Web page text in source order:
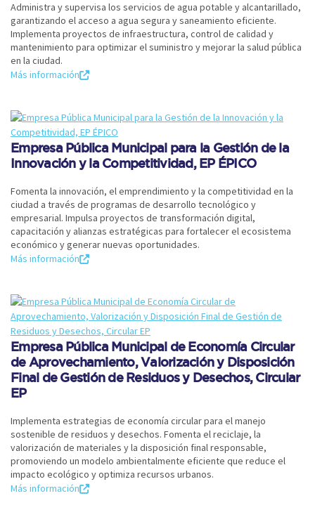
Administra y supervisa los servicios de agua potable y alcantarillado,
garantizando el acceso a agua segura y saneamiento eficiente.
Implementa proyectos de infraestructura, control de calidad y
mantenimiento para optimizar el suministro y mejorar la salud pública
en la ciudad.
Más información
Empresa Pública Municipal para la Gestión de la
Innovación y la Competitividad, EP ÉPICO
Fomenta la innovación, el emprendimiento y la competitividad en la
ciudad a través de programas de desarrollo tecnológico y
empresarial. Impulsa proyectos de transformación digital,
capacitación y alianzas estratégicas para fortalecer el ecosistema
económico y generar nuevas oportunidades.
Más información
Empresa Pública Municipal de Economía Circular
de Aprovechamiento, Valorización y Disposición
Final de Gestión de Residuos y Desechos, Circular
EP
Implementa estrategias de economía circular para el manejo
sostenible de residuos y desechos. Fomenta el reciclaje, la
valorización de materiales y la disposición final responsable,
promoviendo un modelo ambientalmente eficiente que reduce el
impacto ecológico y optimiza recursos urbanos.
Más información